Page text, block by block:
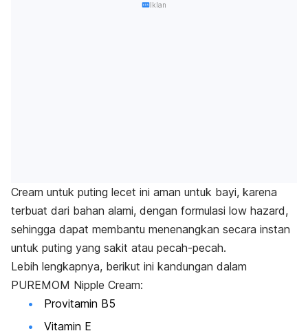
Iklan
Cream untuk puting lecet ini aman untuk bayi, karena
terbuat dari bahan alami, dengan formulasi low hazard,
sehingga dapat membantu menenangkan secara instan
untuk puting yang sakit atau pecah-pecah.
Lebih lengkapnya, berikut ini kandungan dalam
PUREMOM Nipple Cream:
Provitamin B5
Vitamin E